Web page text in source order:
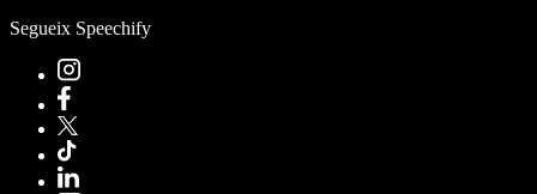
Segueix Speechify